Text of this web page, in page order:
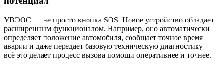
УВЭОС — не просто кнопка SOS. Новое устройство обладает
расширенным функционалом. Например, оно автоматически
определяет положение автомобиля, сообщает точное время
аварии и даже передает базовую техническую диагностику —
всё это делает процесс вызова помощи оперативнее и точнее.